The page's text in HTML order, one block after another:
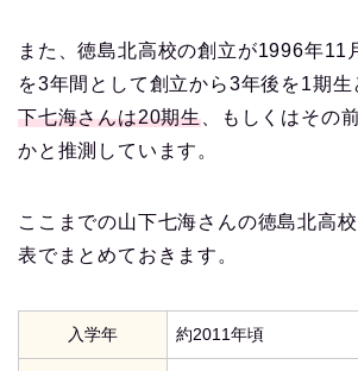
また、徳島北高校の創立が1996年11
を3年間として創立から3年後を1期生
下七海さんは20期生 、もしくはその
かと推測しています。
ここまでの山下七海さんの徳島北高
表でまとめておきます。
入学年 約2011年頃